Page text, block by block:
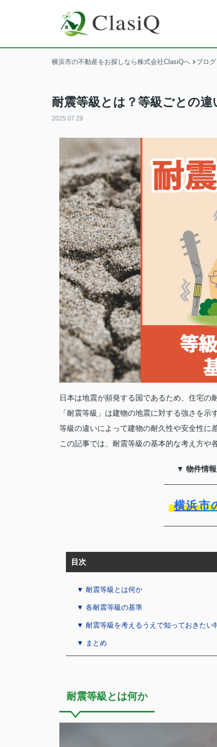
横浜市の不動産をお探しなら株式会社ClasiQへ ブログ
耐震等級とは？等級ごとの
2025.07.29
日本は地震が頻発する国であるため、住宅の
「耐震等級」は建物の地震に対する強さを
等級の違いによって建物の耐久性や安全性に
この記事では、耐震等級の基本的な考え方や
▼ 物件情
横浜市
目次
▼ 耐震等級とは何か
▼ 各耐震等級の基準
▼ 耐震等級を考えるうえで知っておきたい
▼ まとめ
耐震等級とは何か